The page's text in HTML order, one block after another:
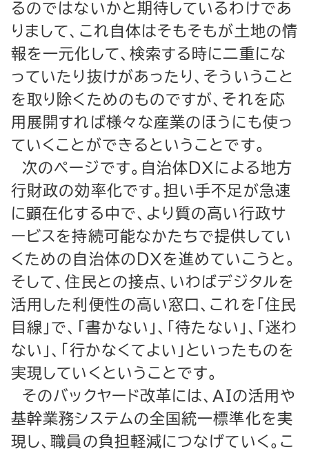
るのではないかと期待しているわけであ
りまして、これ自体はそもそもが土地の情
報を一元化して、検索する時に二重にな
っていたり抜けがあったり、そういうこと
を取り除くためのものですが、それを応
用展開すれば様々な産業のほうにも使っ
ていくことができるということです。
次のページです。自治体ＤＸによる地方
行財政の効率化です。担い手不足が急速
に顕在化する中で、より質の高い行政サ
ービスを持続可能なかたちで提供してい
くための自治体のＤＸを進めていこうと。
そして、住民との接点、いわばデジタルを
活用した利便性の高い窓口、これを「住民
目線」で、「書かない」、「待たない」、「迷わ
ない」、「行かなくてよい」といったものを
実現していくということです。
そのバックヤード改革には、ＡＩの活用や
基幹業務システムの全国統一標準化を実
現し、職員の負担軽減につなげていく。こ